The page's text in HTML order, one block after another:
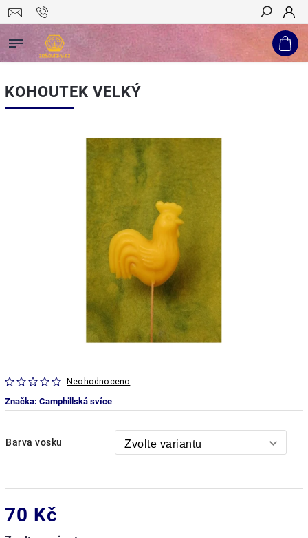
Hledat
KOHOUTEK VELKÝ
Neohodnoceno
Značka: Camphillská svíce
Barva vosku
70 Kč